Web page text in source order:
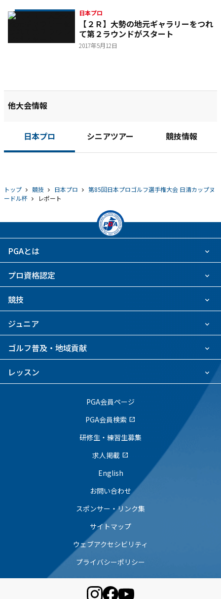
日本プロ
【２Ｒ】大勢の地元ギャラリーをつれ
て第２ラウンドがスタート
2017年5月12日
他大会情報
日本プロ シニアツアー 競技情報
トップ 競技 日本プロ
第85回日本プロゴルフ選手権大会 日清カップヌ
ードル杯
レポート
PGAとは
プロ資格認定
競技
ジュニア
ゴルフ普及・地域貢献
レッスン
PGA会員ページ
PGA会員検索 open_in_new
研修生・練習生募集
求人掲載 open_in_new
English
お問い合わせ
スポンサー・リンク集
サイトマップ
ウェブアクセシビリティ
プライバシーポリシー